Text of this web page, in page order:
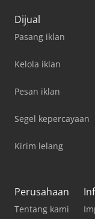
Dijual
Pasang iklan
Kelola iklan
Pesan iklan
Segel kepercayaan
Kirim lelang
Perusahaan
Tentang kami